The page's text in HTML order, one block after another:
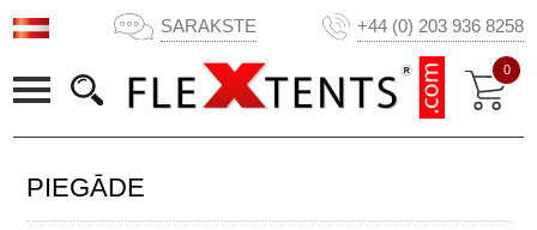
SARAKSTE +44 (0) 203 936 8258
0
PIEGĀDE